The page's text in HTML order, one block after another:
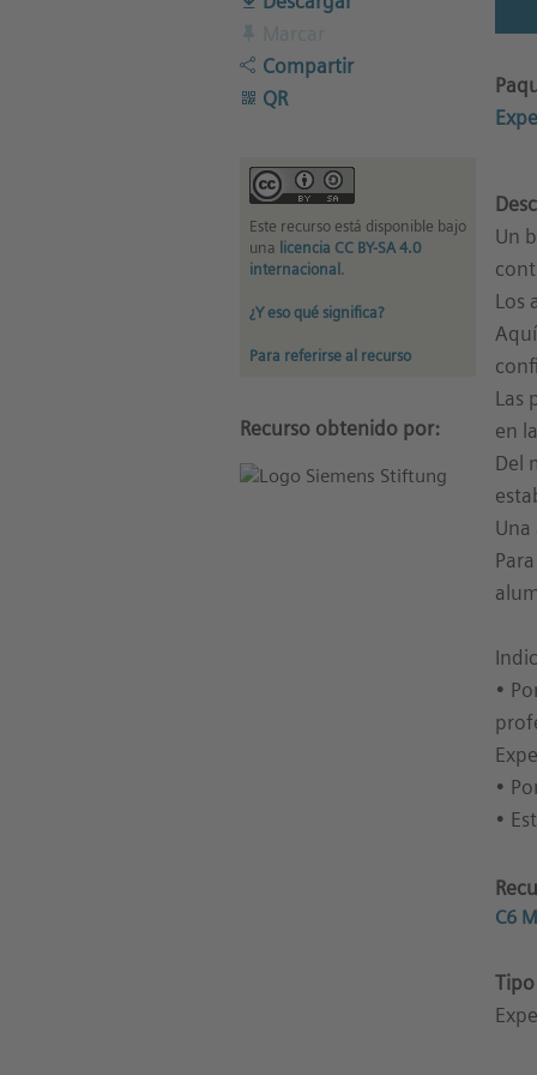
Compartir
QR
Este recurso está disponible bajo
una licencia CC BY-SA 4.0
internacional.
¿Y eso qué significa?
Para referirse al recurso
Recurso obtenido por:
Un
Los
Las
en
Del
•
•
•
C6